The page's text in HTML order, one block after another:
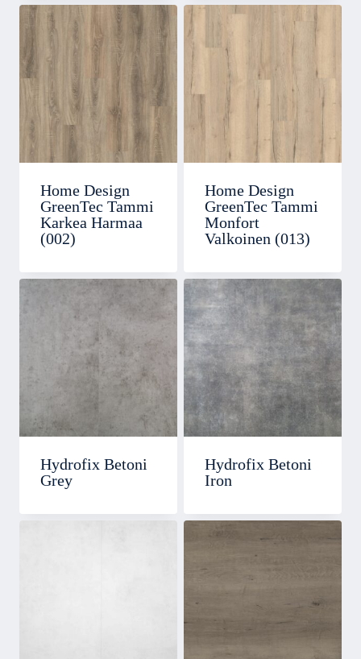
Home Design
GreenTec Tammi
Karkea Harmaa
(002)
Home Design
GreenTec Tammi
Monfort
Valkoinen (013)
Hydrofix Betoni
Grey
Hydrofix Betoni
Iron